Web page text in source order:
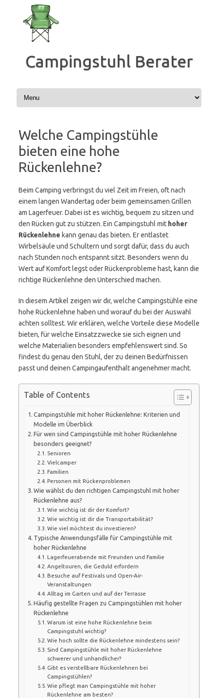
springen
Campingstuhl Berater
Welche Campingstühle
bieten eine hohe
Rückenlehne?
Beim Camping verbringst du viel Zeit im Freien, oft nach
einem langen Wandertag oder beim gemeinsamen Grillen
am Lagerfeuer. Dabei ist es wichtig, bequem zu sitzen und
den Rücken gut zu stützen. Ein Campingstuhl mit hoher
Rückenlehne kann genau das bieten. Er entlastet
Wirbelsäule und Schultern und sorgt dafür, dass du auch
nach Stunden noch entspannt sitzt. Besonders wenn du
Wert auf Komfort legst oder Rückenprobleme hast, kann die
richtige Rückenlehne den Unterschied machen.
In diesem Artikel zeigen wir dir, welche Campingstühle eine
hohe Rückenlehne haben und worauf du bei der Auswahl
achten solltest. Wir erklären, welche Vorteile diese Modelle
bieten, für welche Einsatzzwecke sie sich eignen und
welche Materialien besonders empfehlenswert sind. So
findest du genau den Stuhl, der zu deinen Bedürfnissen
passt und deinen Campingaufenthalt angenehmer macht.
Table of Contents
Campingstühle mit hoher Rückenlehne: Kriterien und
Modelle im Überblick
Für wen sind Campingstühle mit hoher Rückenlehne
besonders geeignet?
Senioren
Vielcamper
Familien
Personen mit Rückenproblemen
Wie wählst du den richtigen Campingstuhl mit hoher
Rückenlehne aus?
Wie wichtig ist dir der Komfort?
Wie wichtig ist dir die Transportabilität?
Wie viel möchtest du investieren?
Typische Anwendungsfälle für Campingstühle mit
hoher Rückenlehne
Lagerfeuerabende mit Freunden und Familie
Angeltouren, die Geduld erfordern
Besuche auf Festivals und Open-Air-
Veranstaltungen
Alltag im Garten und auf der Terrasse
Häufig gestellte Fragen zu Campingstühlen mit hoher
Rückenlehne
Warum ist eine hohe Rückenlehne beim
Campingstuhl wichtig?
Wie hoch sollte die Rückenlehne mindestens sein?
Sind Campingstühle mit hoher Rückenlehne
schwerer und unhandlicher?
Gibt es verstellbare Rückenlehnen bei
Campingstühlen?
Wie pflegt man Campingstühle mit hoher
Rückenlehne am besten?